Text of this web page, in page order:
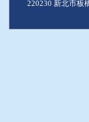
220230 新北市板